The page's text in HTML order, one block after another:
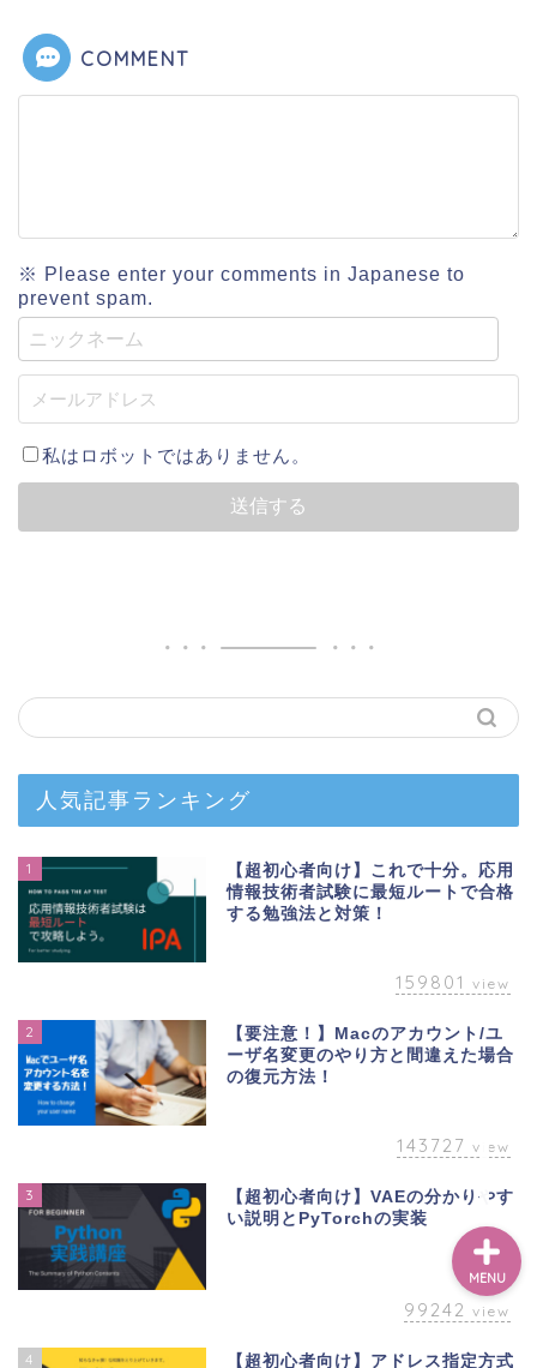
COMMENT
※ Please enter your comments in Japanese to
prevent spam.
私はロボットではありません。
人気記事ランキング
1
【超初心者向け】これで十分。応用
情報技術者試験に最短ルートで合格
する勉強法と対策！
159801 view
2
【要注意！】Macのアカウント/ユ
ーザ名変更のやり方と間違えた場合
の復元方法！
143727 view
3
【超初心者向け】VAEの分かりやす
い説明とPyTorchの実装
99242 view
4 【超初心者向け】アドレス指定方式
MENU
ベトナム
英語
アカデミック